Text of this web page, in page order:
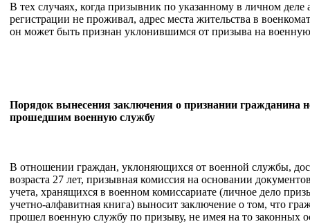
В тех случаях, когда призывник по указанному в личном деле
регистрации не проживал, адрес места жительства в
он может быть признан уклонившимся от призыва на
Порядок вынесения заключения о признании гражданина
прошедшим военную службу
В отношении граждан, уклоняющихся от военной службы,
возраста 27 лет, призывная комиссия на основании
учета, хранящихся в военном комиссариате (личное дело
учетно-алфавитная книга) выносит заключение о том, что
прошел военную службу по призыву, не имея на то законных